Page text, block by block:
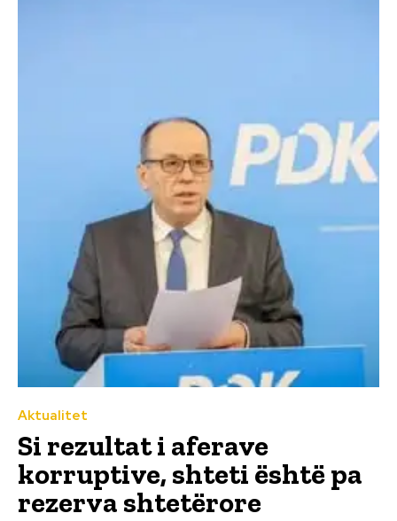
Aktualitet
Si rezultat i aferave
korruptive, shteti është pa
rezerva shtetërore